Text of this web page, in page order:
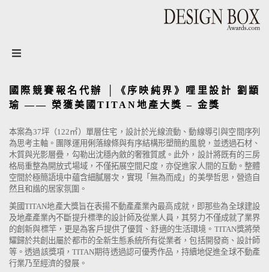
國際競賽報名代辦 │《序映純界》哩里設計 劉顓
瑜 —— 榮獲美國TITAN地產大獎 – 金獎
本案為37坪（122㎡）單層住宅，設計於光線流動、動線導引與空間序列
為思考主軸。團隊運用俐落線條與有序結構形塑簡約風貌，並透過石材、
木質與光影層疊，勾勒出沈穩內斂的奢雅質感。此外，設計將既有的三房
格局重整為開放式場域，不僅拓展空間尺度，亦促進家人間的互動。整體
空間於極簡語境中蘊含細膩層次，實現「無為而成」的美學哲思，營造自
然且和諧的居家氛圍。
美國TITAN地產大獎旨在表揚不動產產業內最高成就，即那些為全球建設
及地產產業內不斷提升標準的設計師及從業人員，其努力不僅成就了業界
的創新與標竿，更是為客戶提供了優質、舒適的生活環境。TITAN獎將榮
耀歸於共創出屬於都市的全新生態系統所有從業者，包括開發商、設計師
等。透過該獎項，TITAN期待透過認可優秀作品，持續地促進全球不動產
行業乃至經濟的發展。